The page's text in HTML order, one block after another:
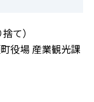
て）
役場 産業観光課